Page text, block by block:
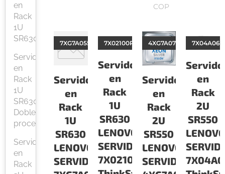
en
Rack
1U
SR630
Servidor
en
Rack
1U
SR630
Doble
procesador
Servidor
en
Rack
COP
Servidor
en
Rack
1U
SR630
LENOVO
SERVIDORES
7XG7A05534
Servidor
en
Rack
1U
SR630
LENOVO
SERVIDORES
7X02100PLA
7X02100PLA
Servidor
en
Rack
2U
SR550
LENOVO
SERVIDORES
4XG7A07192
en
Rack
2U
SR550